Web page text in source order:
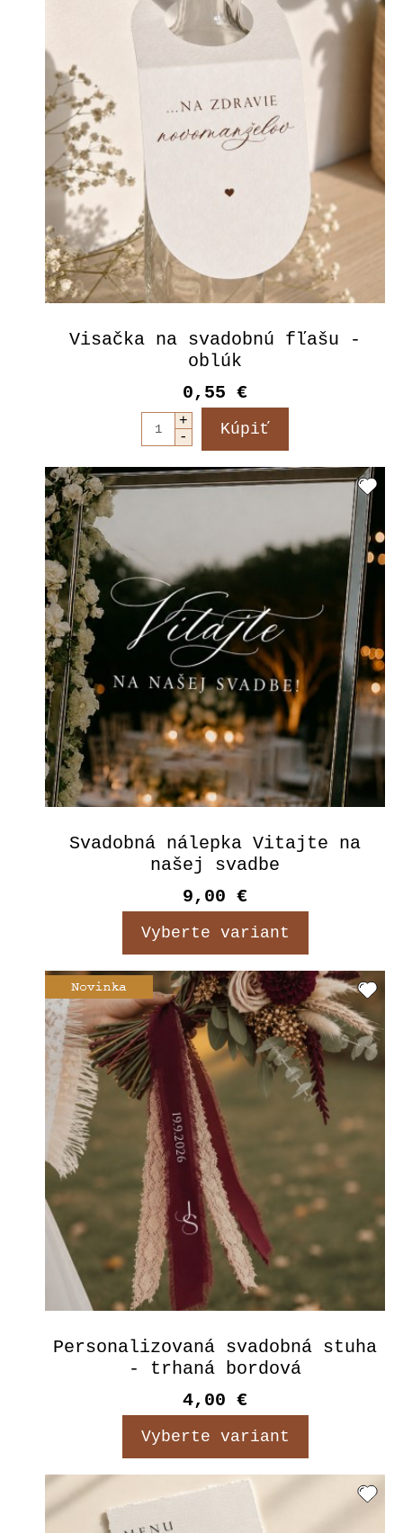
Visačka na svadobnú fľašu -
oblúk
0,55 €
Svadobná nálepka Vitajte na
našej svadbe
9,00 €
Vyberte variant
Personalizovaná svadobná stuha
- trhaná bordová
4,00 €
Vyberte variant